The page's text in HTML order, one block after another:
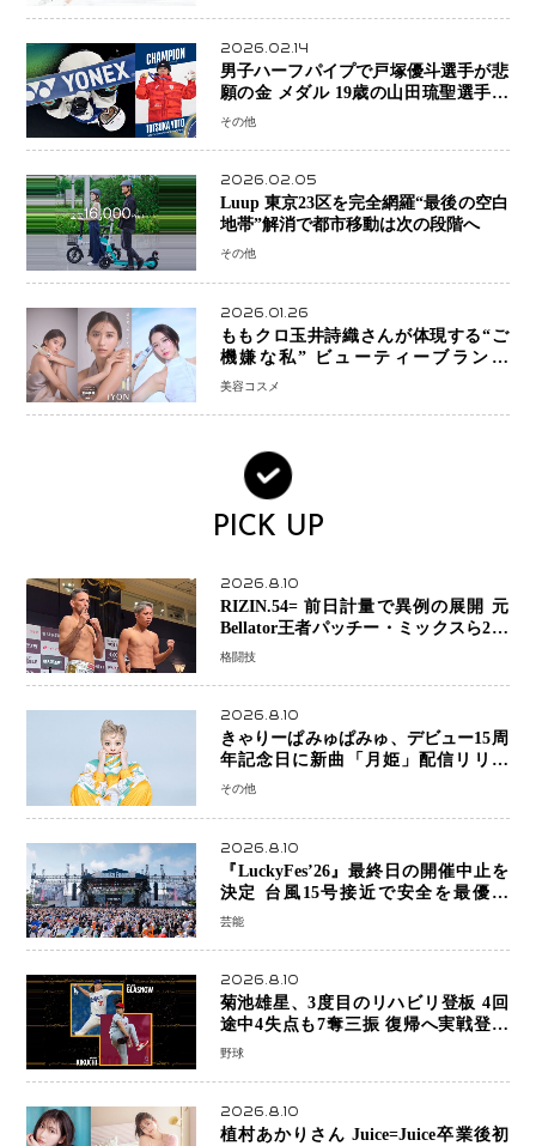
2026.02.14
男子ハーフパイプで戸塚優斗選手が悲
願の金 メダル 19歳の山田琉聖選手が
銅、日本勢W表彰台 平野歩夢は7位
その他
2026.02.05
Luup 東京23区を完全網羅“最後の空白
地帯”解消で都市移動は次の段階へ
その他
2026.01.26
ももクロ玉井詩織さんが体現する“ご
機嫌な私” ビューティーブランド
「iYON」が描く新しいスキンケア体
美容コスメ
PICK UP
2026.8.10
RIZIN.54= 前日計量で異例の展開 元
Bellator王者パッチー・ミックスら2人
が体重超過…秋元強真―クレベルは両
格闘技
2026.8.10
きゃりーぱみゅぱみゅ、デビュー15周
年記念日に新曲「月姫」配信リリー
ス 自身初の主催フェス「PAMYU
その他
2026.8.10
『LuckyFes’26』最終日の開催中止を
決定 台風15号接近で安全を最優先
「苦渋の判断」
芸能
2026.8.10
菊池雄星、3度目のリハビリ登板 4回
途中4失点も7奪三振 復帰へ実戦登板
を重ねる
野球
2026.8.10
植村あかりさん Juice=Juice卒業後初